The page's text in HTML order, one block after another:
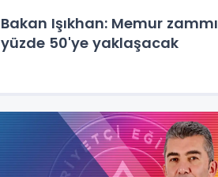
Bakan Işıkhan: Memur zammı
yüzde 50'ye yaklaşacak